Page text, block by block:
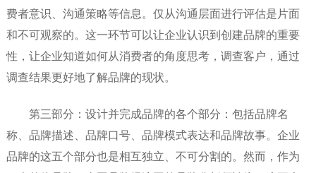
费者意识、沟通策略等信息。仅从沟通层面进行评估是片面
和不可观察的。这一环节可以让企业认识到创建品牌的重要
性，让企业知道如何从消费者的角度思考，调查客户，通过
调查结果更好地了解品牌的现状。
第三部分：设计并完成品牌的各个部分：包括品牌名
称、品牌描述、品牌口号、品牌模式表达和品牌故事。企业
品牌的这五个部分也是相互独立、不可分割的。然而，作为